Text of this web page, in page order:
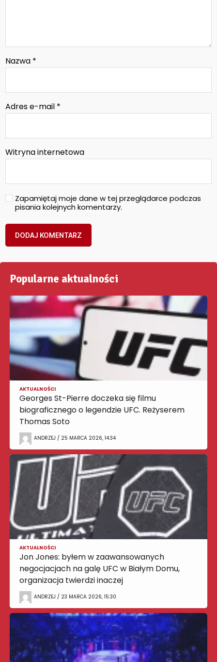
Nazwa *
Adres e-mail *
Witryna internetowa
Zapamiętaj moje dane w tej przeglądarce podczas
pisania kolejnych komentarzy.
Popularne aktualności
AKTUALNOŚCI
Georges St-Pierre doczeka się filmu
biograficznego o legendzie UFC. Reżyserem
Thomas Soto
ANDRZEJ / 25 MARCA 2026, 14:34
AKTUALNOŚCI
Jon Jones: byłem w zaawansowanych
negocjacjach na galę UFC w Białym Domu,
organizacja twierdzi inaczej
ANDRZEJ / 23 MARCA 2026, 15:30